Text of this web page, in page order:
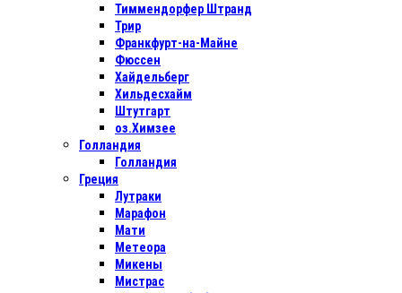
Тиммендорфер Штранд
Трир
Франкфурт-на-Майне
Фюссен
Хайдельберг
Хильдесхайм
Штутгарт
оз.Химзее
Голландия
Голландия
Греция
Лутраки
Марафон
Мати
Метеора
Микены
Мистрас